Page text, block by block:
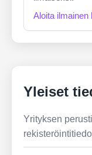
Aloita
Yleiset
Yrityksen